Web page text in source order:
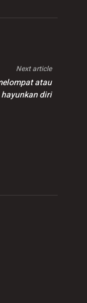
Next article
atau
hayunkan diri